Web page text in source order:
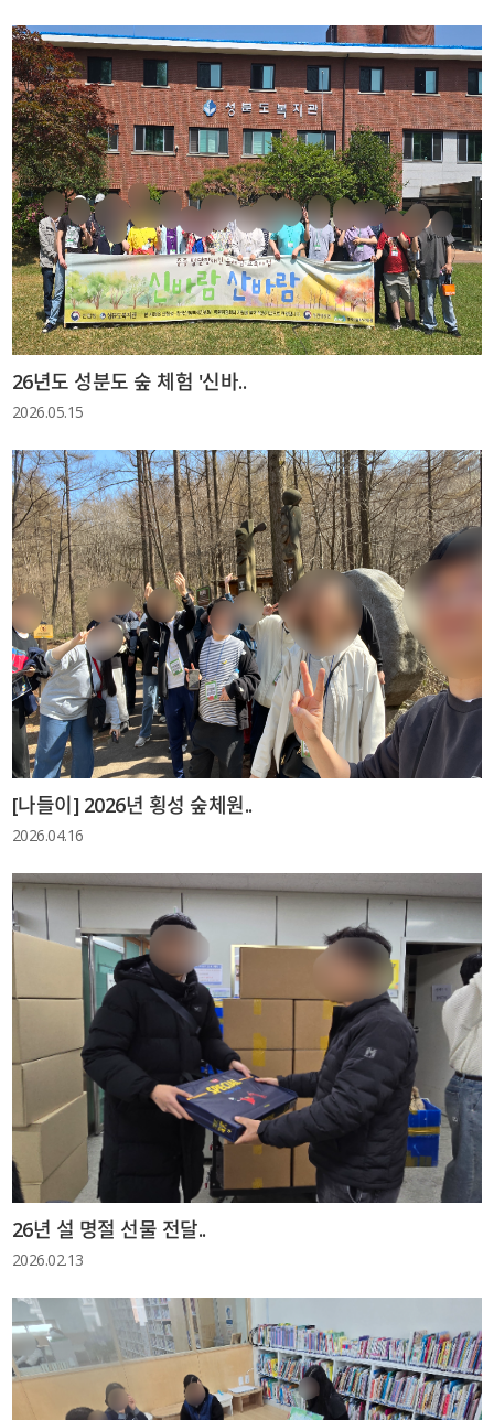
26년도 성분도 숲 체험 '신바..
2026.05.15
[나들이] 2026년 횡성 숲체원..
2026.04.16
26년 설 명절 선물 전달..
2026.02.13